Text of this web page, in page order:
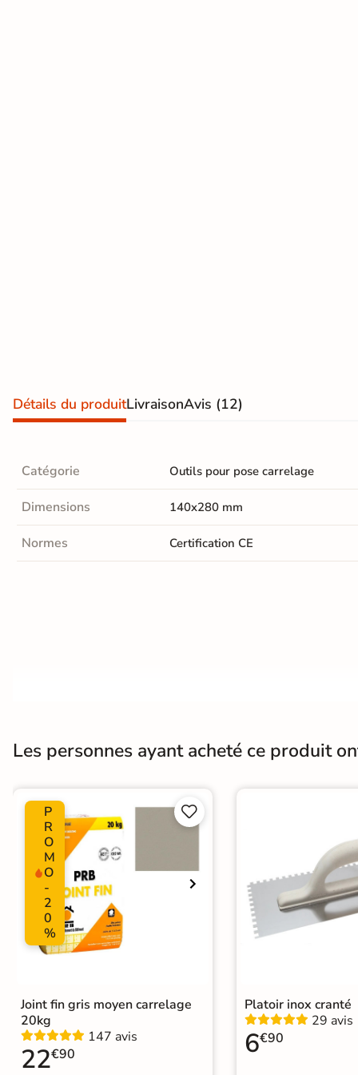
pierre
naturelle
effet
béton
Carrelage
effet
cuite &
tomette
Parement
mural
intérieur
PAR FORME &
DIMENSION
Carrelage très
grand format
produits
Détails du produitLivraisonAvis (12)
Catégorie Outils pour pose carrelage
Dimensions 140x280 mm
Normes Certification CE
Les personnes ayant acheté ce produit
P
R
O
M
O
-
2
0
%


Joint fin gris moyen carrelage
20kg
147 avis
22€90
Platoir inox cranté
29 avis
6€90